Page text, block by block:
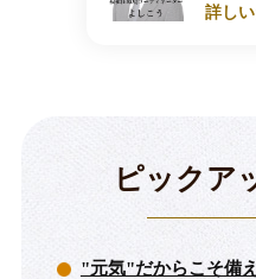
詳し
ピックア
"元気"だからこそ備